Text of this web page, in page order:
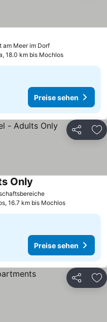
am Meer im Dorf
18.0 km bis Mochlos
Preise sehen
Teilen
Only
16.7 km bis Mochlos
Preise sehen
Teilen